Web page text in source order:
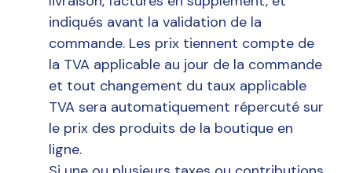
indiqués avant la validation de la
commande. Les prix tiennent compte de
la TVA applicable au jour de la commande
et tout changement du taux applicable
TVA sera automatiquement répercuté sur
le prix des produits de la boutique en
ligne.